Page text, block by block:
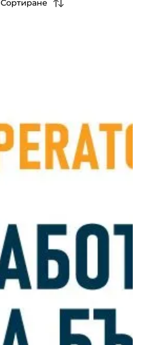
Сортиране